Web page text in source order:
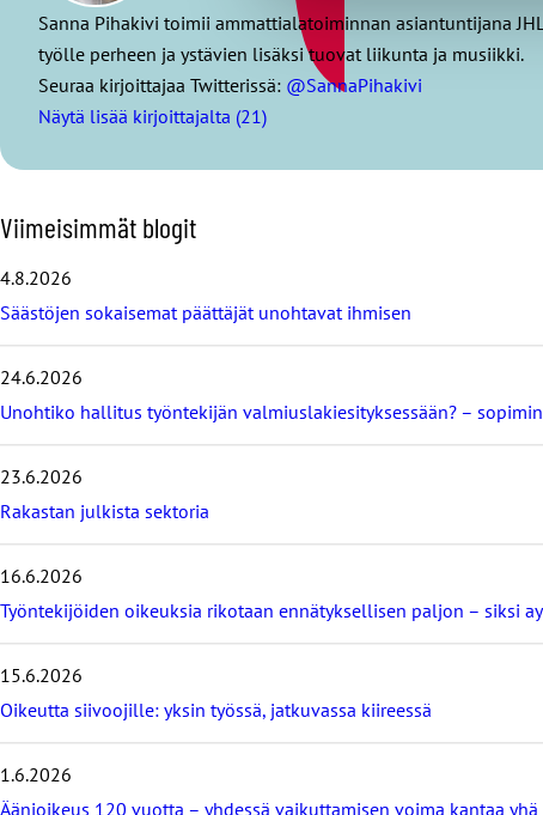
Sanna Pihakivi toimii ammattialatoiminnan asiantuntijana
työlle perheen ja ystävien lisäksi tuovat liikunta ja musiikki.
Seuraa kirjoittajaa Twitterissä: @SannaPihakivi
Näytä lisää kirjoittajalta (21)
O
h
a
i
m
s
i
ä
t
b
l
o
i
t
Viimeisimmät blogit
4.8.2026
Säästöjen sokaisemat päättäjät unohtavat ihmisen
24.6.2026
Unohtiko hallitus työntekijän valmiuslakiesityksessään? –
23.6.2026
Rakastan julkista sektoria
16.6.2026
Työntekijöiden oikeuksia rikotaan ennätyksellisen paljon – siksi
15.6.2026
Oikeutta siivoojille: yksin työssä, jatkuvassa kiireessä
1.6.2026
Äänioikeus 120 vuotta – yhdessä vaikuttamisen voima kantaa yhä